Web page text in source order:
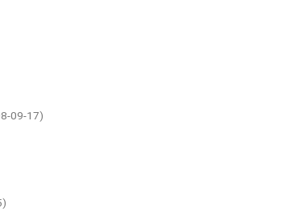
09-17)
)